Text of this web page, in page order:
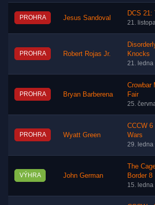
PROHRA Jesus Sandoval
DCS 21:
21.
PROHRA Robert Rojas Jr.
Knocks
21. ledna
PROHRA Bryan Barberena
Crowbar
Fair
25.
PROHRA Wyatt Green
CCCW
Wars
29. ledna
VÝHRA John German
The
Border 8
15. ledna